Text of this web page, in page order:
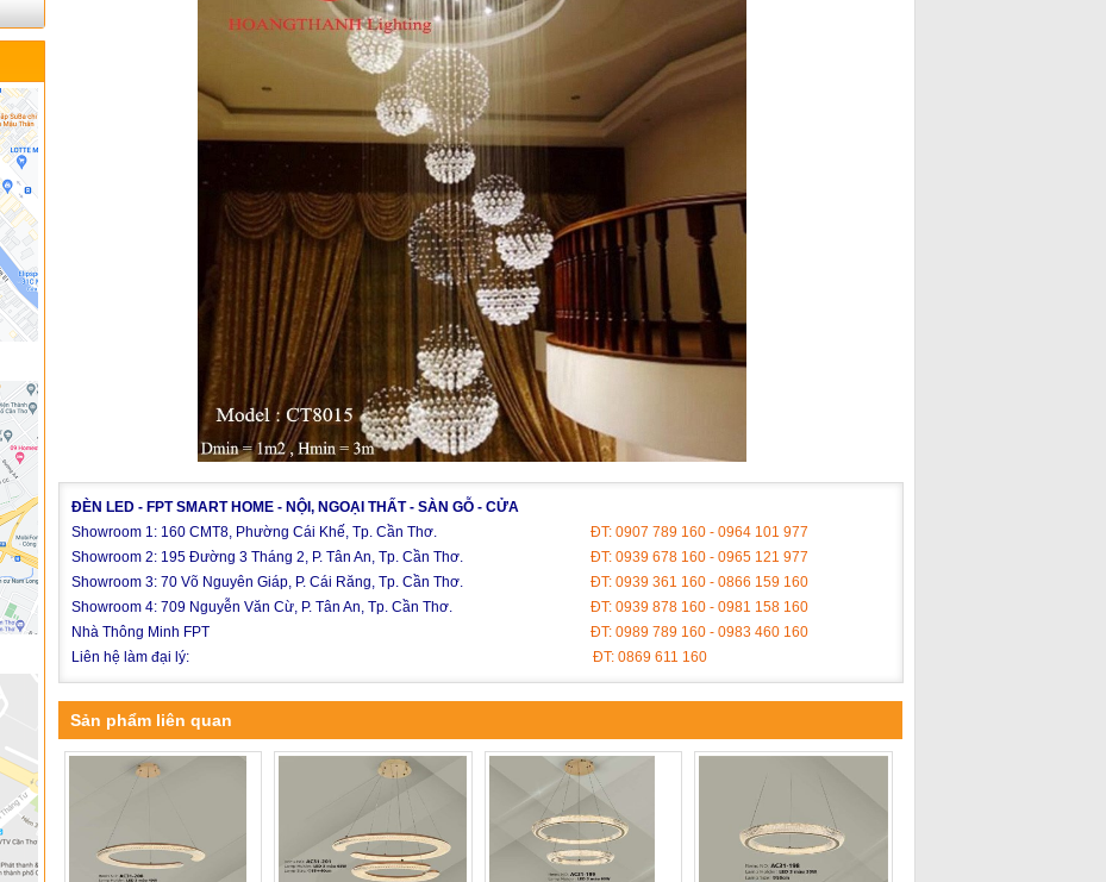
ĐÈN LED - FPT SMART HOME - NỘI, NGOẠI THẤT - SÀN GỖ - CỬA
Showroom 1: 160 CMT8, Phường Cái Khế, Tp. Cần Thơ.
ĐT: 0907 789 160 - 0964 101 977
Showroom 2: 195 Đường 3 Tháng 2, P. Tân An, Tp. Cần Thơ.
ĐT: 0939 678 160 - 0965 121 977
Showroom 3: 70 Võ Nguyên Giáp, P. Cái Răng, Tp. Cần Thơ.
ĐT: 0939 361 160 - 0866 159 160
Showroom 4: 709 Nguyễn Văn Cừ, P. Tân An, Tp. Cần Thơ.
ĐT: 0939 878 160 - 0981 158 160
Nhà Thông Minh FPT
ĐT: 0989 789 160 - 0983 460 160
Liên hệ làm đại lý:
ĐT: 0869 611 160
Sản phẩm liên quan